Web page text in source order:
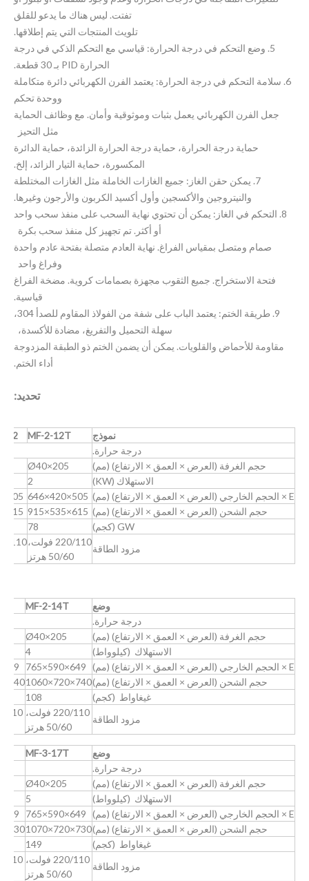
تفتت. ليس هناك ما يدعو للقلق
تلويث المنتجات التي يتم إطلاقها.
5. وضع التحكم في درجة الحرارة: قياسي مع التحكم الذكي في درجة
الحرارة PID بـ 30 قطعة.
6. سلامة التحكم في درجة الحرارة: يعتمد الفرن الكهربائي دائرة متكاملة
ووحدة تحكم
جعل الفرن الكهربائي يعمل بثبات وموثوقية وأمان. مع وظائف الحماية
مثل التحيز
حماية درجة الحرارة، حماية درجة الحرارة الزائدة، حماية الدائرة
المكسورة، حماية التيار الزائد، إلخ.
7. يمكن حقن الغاز: جميع الغازات الخاملة مثل الغازات المختلطة
والنيتروجين والأكسجين وأول أكسيد الكربون والأرجون وغيرها.
8. التحكم في الغاز: يمكن أن تحتوي نهاية السحب على منفذ سحب واحد
أو أكثر. تم تجهيز كل منفذ سحب بكرة
صمام ومتصل بمقياس الفراغ. نهاية العادم متصلة بفتحة عادم واحدة
وفراغ واحد
فتحة الاستخراج. جميع الثقوب مجهزة بصمامات كروية. مضخة الفراغ
قياسية.
9. طريقة الختم: يعتمد الباب على شفة من الفولاذ المقاوم للصدأ 304،
سهلة التحميل والتفريغ، مضادة للأكسدة،
مقاومة للأحماض والقلويات. يمكن أن يضمن الختم ذو الطبقة المزدوجة
أداء الختم.
تحديد:
نموذج MF-2-12T
درجة حرارة.
حجم الغرفة (العرض × العمق × الارتفاع) (مم)
Ø40×205
الاستهلاك (KW)
2
E × الحجم الخارجي (العرض × العمق × الارتفاع) (مم)
505×420×646
505×420×646
حجم الشحن (العرض × العمق × الارتفاع) (مم) 615×535×915
615×535×915
GW (كجم)
78
مزود الطاقة
220/110 فولت،
50/60 هرتز
220/110
وضع MF-2-14T
درجة حرارة.
حجم الغرفة (العرض × العمق × الارتفاع) (مم)
Ø40×205
الاستهلاك (كيلوواط)
4
E × الحجم الخارجي (العرض × العمق × الارتفاع) (مم)
649×590×765
649×590×765
حجم الشحن (العرض × العمق × الارتفاع) (مم)740×720×1060
740×720×1060
غيغاواط (كجم)
108
مزود الطاقة
220/110 فولت،
50/60 هرتز
220/110
وضع MF-3-17T
درجة حرارة.
حجم الغرفة (العرض × العمق × الارتفاع) (مم)
Ø40×205
الاستهلاك (كيلوواط)
5
E × الحجم الخارجي (العرض × العمق × الارتفاع) (مم)
649×590×765
649×590×765
حجم الشحن (العرض × العمق × الارتفاع) (مم)730×720×1070
730×720×1070
غيغاواط (كجم)
149
مزود الطاقة
220/110 فولت،
50/60 هرتز
220/110